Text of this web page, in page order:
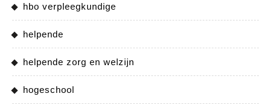
hbo verpleegkundige
helpende
helpende zorg en welzijn
hogeschool